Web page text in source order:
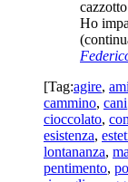
Ho
[Tag:agire,
cammino, cani
cioccolato,
esistenza,
lontananza,
pentimento,